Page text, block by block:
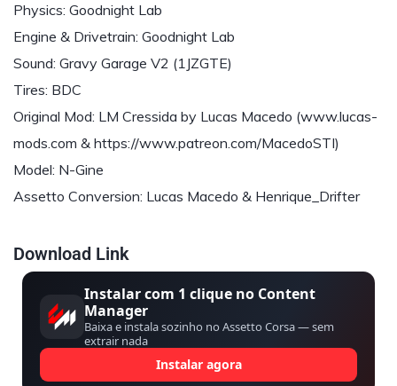
Physics: Goodnight Lab
Engine & Drivetrain: Goodnight Lab
Sound: Gravy Garage V2 (1JZGTE)
Tires: BDC
Original Mod: LM Cressida by Lucas Macedo (www.lucas-
mods.com & https://www.patreon.com/MacedoSTI)
Model: N-Gine
Assetto Conversion: Lucas Macedo & Henrique_Drifter
Download Link
Instalar com 1 clique no Content
Manager
Baixa e instala sozinho no Assetto Corsa — sem
extrair nada
Instalar agora